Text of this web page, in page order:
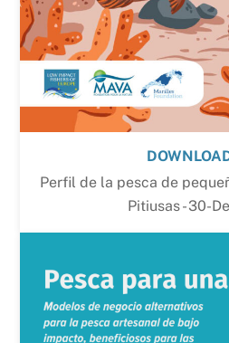
Perfil de la pesca de
Pitiusas - 30-